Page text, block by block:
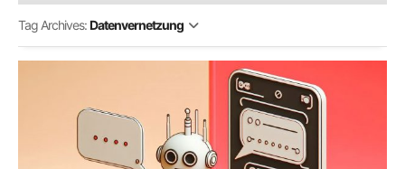
Tag Archives:Datenvernetzung